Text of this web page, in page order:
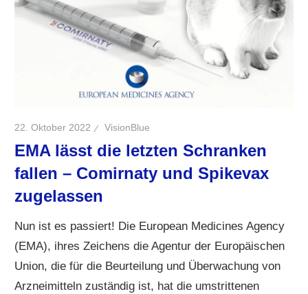
22. Oktober 2022 VisionBlue
EMA lässt die letzten Schranken
fallen – Comirnaty und Spikevax
zugelassen
Nun ist es passiert! Die European Medicines Agency
(EMA), ihres Zeichens die Agentur der Europäischen
Union, die für die Beurteilung und Überwachung von
Arzneimitteln zuständig ist, hat die umstrittenen